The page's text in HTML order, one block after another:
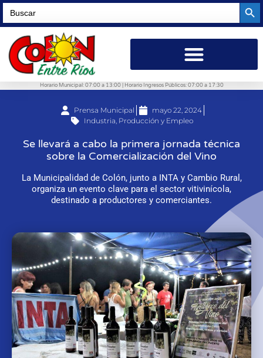
Search
for:
Horario Municipal: 07:00 a 13:00 | Horario Ingresos Públicos: 07:00 a 17:30
Prensa Municipal
mayo 22, 2024
Industria, Producción y Empleo
Se llevará a cabo la primera jornada técnica
sobre la Comercialización del Vino
La Municipalidad de Colón, junto a INTA y Cambio Rural,
organiza un evento clave para el sector vitivinícola,
destinado a productores y comerciantes.